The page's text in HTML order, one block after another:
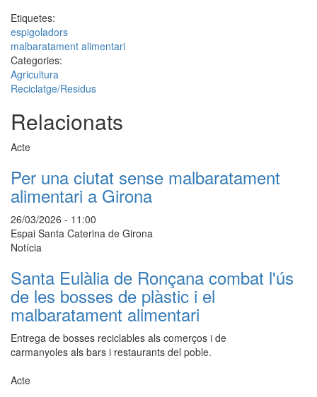
Etiquetes:
espigoladors
malbaratament alimentari
Categories:
Agricultura
Reciclatge/Residus
Relacionats
Acte
Per una ciutat sense malbaratament
alimentari a Girona
26/03/2026 - 11:00
Espai Santa Caterina de Girona
Notícia
Santa Eulàlia de Ronçana combat l'ús
de les bosses de plàstic i el
malbaratament alimentari
Entrega de bosses reciclables als comerços i de
carmanyoles als bars i restaurants del poble.
Acte